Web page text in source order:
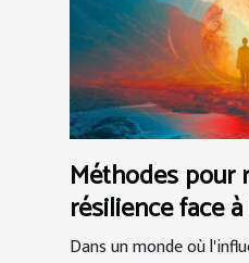
Méthodes pour
résilience face
narcissique
Dans un monde où